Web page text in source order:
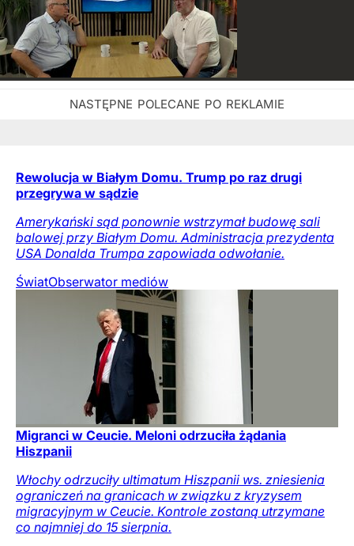
Rewolucja w Białym Domu. Trump po raz drugi
przegrywa w sądzie
Amerykański sąd ponownie wstrzymał budowę sali
balowej przy Białym Domu. Administracja prezydenta
USA Donalda Trumpa zapowiada odwołanie.
ŚwiatObserwator mediów
Migranci w Ceucie. Meloni odrzuciła żądania
Hiszpanii
Włochy odrzuciły ultimatum Hiszpanii ws. zniesienia
ograniczeń na granicach w związku z kryzysem
migracyjnym w Ceucie. Kontrole zostaną utrzymane
co najmniej do 15 sierpnia.